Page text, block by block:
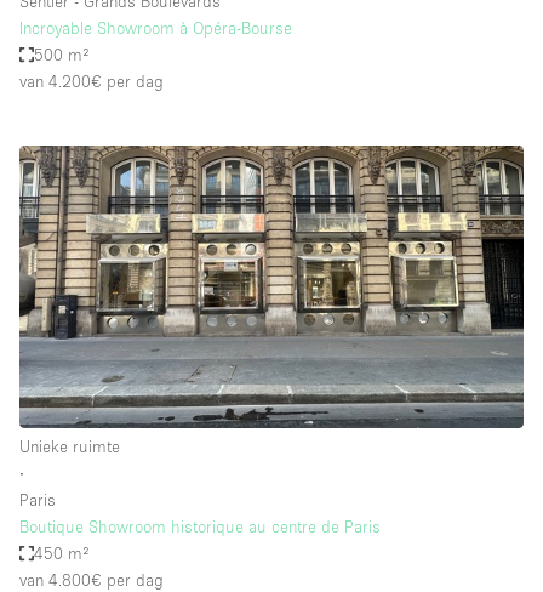
Incroyable Showroom à Opéra-Bourse
500 m²
van 4.200€ per dag
Unieke ruimte
∙
Paris
Boutique Showroom historique au centre de Paris
450 m²
van 4.800€ per dag